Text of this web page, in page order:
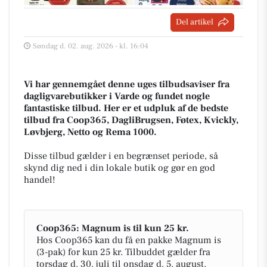
Del artikel
Søndag d. 02. aug. 2026 - kl. 16:04
Vi har gennemgået denne uges tilbudsaviser fra
dagligvarebutikker i Varde og fundet nogle
fantastiske tilbud. Her er et udpluk af de bedste
tilbud fra Coop365, DagliBrugsen, Føtex, Kvickly,
Løvbjerg, Netto og Rema 1000.
Disse tilbud gælder i en begrænset periode, så
skynd dig ned i din lokale butik og gør en god
handel!
Coop365: Magnum is til kun 25 kr.
Hos Coop365 kan du få en pakke Magnum is
(3-pak) for kun 25 kr. Tilbuddet gælder fra
torsdag d. 30. juli til onsdag d. 5. august.